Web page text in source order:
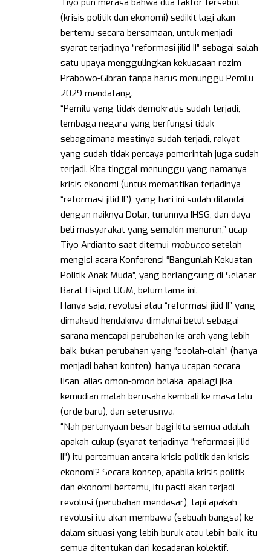
Tiyo pun merasa bahwa dua faktor tersebut
(krisis politik dan ekonomi) sedikit lagi akan
bertemu secara bersamaan, untuk menjadi
syarat terjadinya “reformasi jilid II” sebagai salah
satu upaya menggulingkan kekuasaan rezim
Prabowo-Gibran tanpa harus menunggu Pemilu
2029 mendatang.
“Pemilu yang tidak demokratis sudah terjadi,
lembaga negara yang berfungsi tidak
sebagaimana mestinya sudah terjadi, rakyat
yang sudah tidak percaya pemerintah juga sudah
terjadi. Kita tinggal menunggu yang namanya
krisis ekonomi (untuk memastikan terjadinya
“reformasi jilid II”), yang hari ini sudah ditandai
dengan naiknya Dolar, turunnya IHSG, dan daya
beli masyarakat yang semakin menurun,” ucap
Tiyo Ardianto saat ditemui mabur.cosetelah
mengisi acara Konferensi “Bangunlah Kekuatan
Politik Anak Muda”, yang berlangsung di Selasar
Barat Fisipol UGM, belum lama ini.
Hanya saja, revolusi atau “reformasi jilid II” yang
dimaksud hendaknya dimaknai betul sebagai
sarana mencapai perubahan ke arah yang lebih
baik, bukan perubahan yang “seolah-olah” (hanya
menjadi bahan konten), hanya ucapan secara
lisan, alias omon-omon belaka, apalagi jika
kemudian malah berusaha kembali ke masa lalu
(orde baru), dan seterusnya.
“Nah pertanyaan besar bagi kita semua adalah,
apakah cukup (syarat terjadinya “reformasi jilid
II”) itu pertemuan antara krisis politik dan krisis
ekonomi? Secara konsep, apabila krisis politik
dan ekonomi bertemu, itu pasti akan terjadi
revolusi (perubahan mendasar), tapi apakah
revolusi itu akan membawa (sebuah bangsa) ke
dalam situasi yang lebih buruk atau lebih baik, itu
semua ditentukan dari kesadaran kolektif.